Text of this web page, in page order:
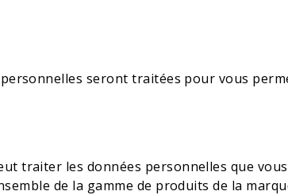
seront traitées pour vous
traiter les données personnelles que
de la gamme de produits de la